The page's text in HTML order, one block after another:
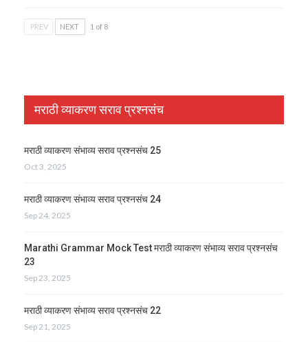
PREV NEXT 1 of 8
मराठी व्याकरण सराव प्रश्नसंच
मराठी व्याकरण संभाव्य सराव प्रश्नसंच 25
Oct 3, 2025
मराठी व्याकरण संभाव्य सराव प्रश्नसंच 24
Sep 24, 2025
Marathi Grammar Mock Test मराठी व्याकरण संभाव्य सराव प्रश्नसंच
23
Sep 23, 2025
मराठी व्याकरण संभाव्य सराव प्रश्नसंच 22
Sep 21, 2025